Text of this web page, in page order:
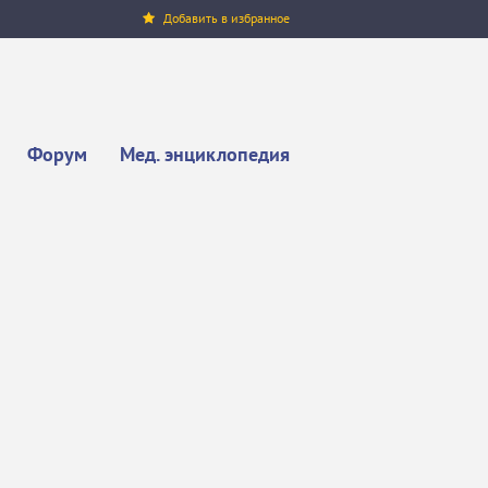
Добавить в избранное
Форум Мед. энциклопедия